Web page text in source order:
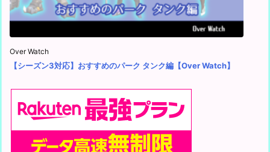
Over Watch
【シーズン3対応】おすすめのパーク タンク編【Over Watch】